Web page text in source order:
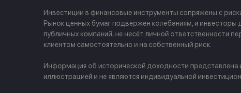
Инвестиции в финансовые инструменты сопряжены с
Рынок ценных бумаг подвержен колебаниям, и
публичных компаний, не несёт личной ответственности
клиентом самостоятельно и на собственный риск.
Информация об исторической доходности представлена
иллюстрацией и не являются индивидуальной